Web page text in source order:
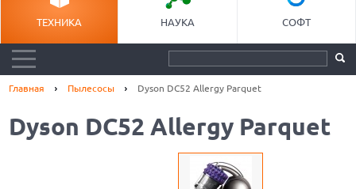
ТЕХНИКА НАУКА СОФТ
Главная Пылесосы Dyson DC52 Allergy Parquet
Dyson DC52 Allergy Parquet